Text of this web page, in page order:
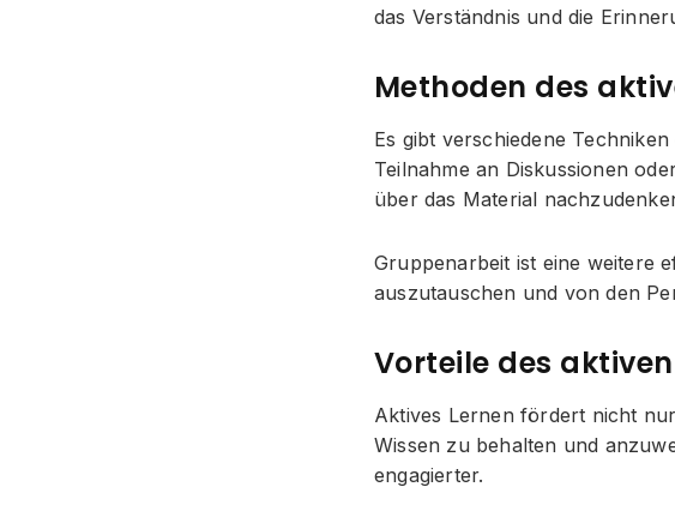
das Verständnis und die
Methoden des
Es gibt verschiedene
Teilnahme an Diskussionen
über das Material
Gruppenarbeit ist eine weitere
auszutauschen und von den
Vorteile des
Aktives Lernen fördert nicht
Wissen zu behalten und
engagierter.